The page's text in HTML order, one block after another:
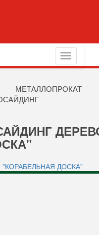
Toggle
navigation
МЕТАЛЛОПРОКАТ